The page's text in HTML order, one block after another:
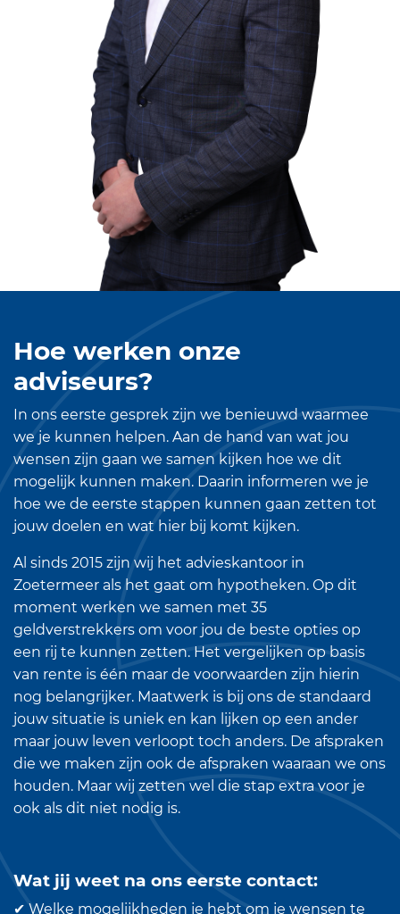
Hoe werken onze
adviseurs?
In ons eerste gesprek zijn we benieuwd waarmee
we je kunnen helpen. Aan de hand van wat jou
wensen zijn gaan we samen kijken hoe we dit
mogelijk kunnen maken. Daarin informeren we je
hoe we de eerste stappen kunnen gaan zetten tot
jouw doelen en wat hier bij komt kijken.
Al sinds 2015 zijn wij het advieskantoor in
Zoetermeer als het gaat om hypotheken. Op dit
moment werken we samen met 35
geldverstrekkers om voor jou de beste opties op
een rij te kunnen zetten. Het vergelijken op basis
van rente is één maar de voorwaarden zijn hierin
nog belangrijker. Maatwerk is bij ons de standaard
jouw situatie is uniek en kan lijken op een ander
maar jouw leven verloopt toch anders. De afspraken
die we maken zijn ook de afspraken waaraan we ons
houden. Maar wij zetten wel die stap extra voor je
ook als dit niet nodig is.
Wat jij weet na ons eerste contact:
✔ Welke mogelijkheden je hebt om je wensen te